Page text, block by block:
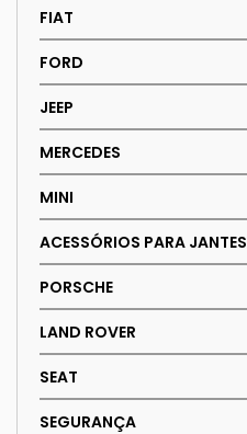
FIAT
FORD
JEEP
MERCEDES
MINI
ACESSÓRIOS PARA JANTES
PORSCHE
LAND ROVER
SEAT
SEGURANÇA